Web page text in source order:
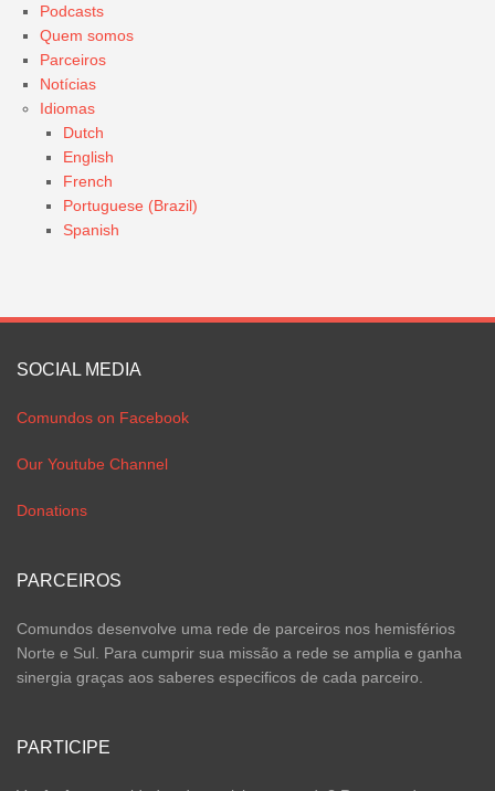
Podcasts
Quem somos
Parceiros
Notícias
Idiomas
Dutch
English
French
Portuguese (Brazil)
Spanish
SOCIAL MEDIA
Comundos on Facebook
Our Youtube Channel
Donations
PARCEIROS
Comundos desenvolve uma rede de parceiros nos hemisférios
Norte e Sul. Para cumprir sua missão a rede se amplia e ganha
sinergia graças aos saberes especificos de cada parceiro.
PARTICIPE